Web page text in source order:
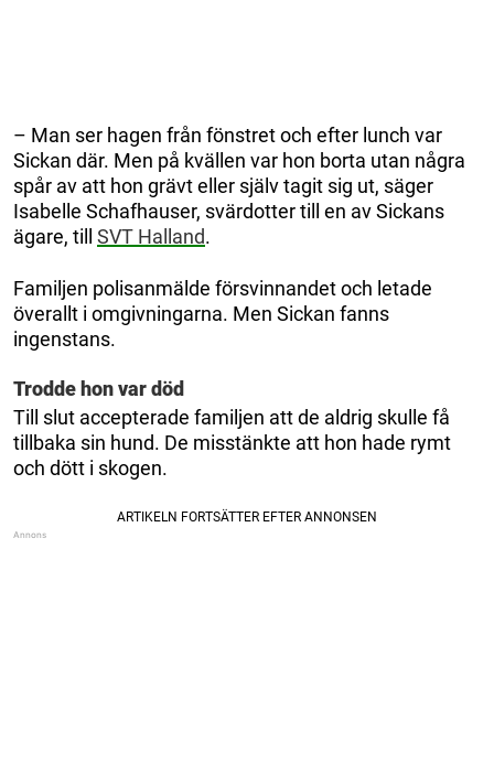
– Man ser hagen från fönstret och efter lunch var
Sickan där. Men på kvällen var hon borta utan några
spår av att hon grävt eller själv tagit sig ut, säger
Isabelle Schafhauser, svärdotter till en av Sickans
ägare, till SVT Halland.
Familjen polisanmälde försvinnandet och letade
överallt i omgivningarna. Men Sickan fanns
ingenstans.
Trodde hon var död
Till slut accepterade familjen att de aldrig skulle få
tillbaka sin hund. De misstänkte att hon hade rymt
och dött i skogen.